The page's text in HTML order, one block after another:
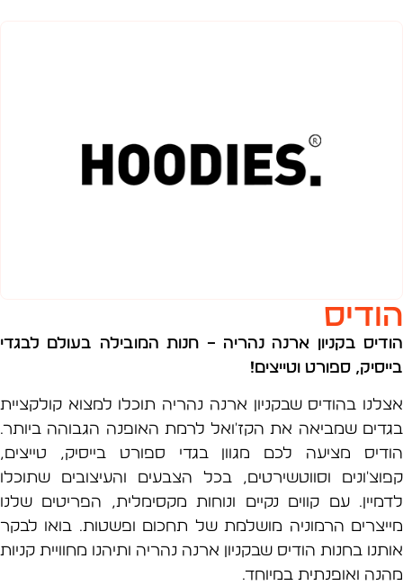
בקניון ארנה נהריה – חנות המובילה בעולם לבגדי
ספורט וטייצים!
בהודיס שבקניון ארנה נהריה תוכלו למצוא קולקציית
שמביאה את הקז'ואל לרמת האופנה הגבוהה ביותר.
מציעה לכם מגוון בגדי ספורט בייסיק, טייצים,
וסווטשירטים, בכל הצבעים והעיצובים שתוכלו
עם קווים נקיים ונוחות מקסימלית, הפריטים שלנו
הרמוניה מושלמת של תחכום ופשטות. בואו לבקר
בחנות הודיס שבקניון ארנה נהריה ותיהנו מחוויית קניות
ואופנתית במיוחד.